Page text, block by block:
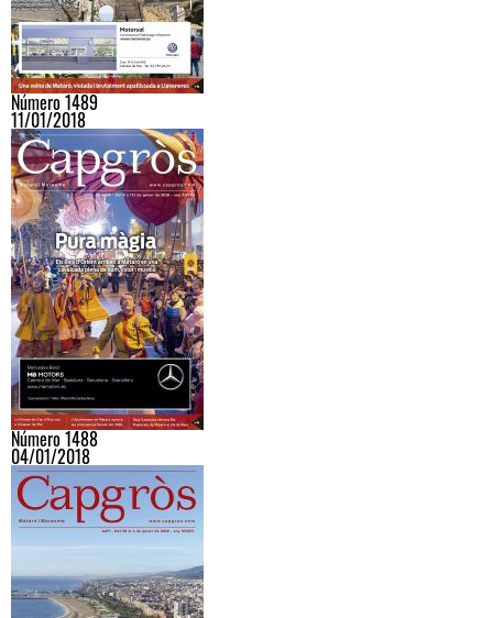
Número 1489
11/01/2018
Número 1488
04/01/2018